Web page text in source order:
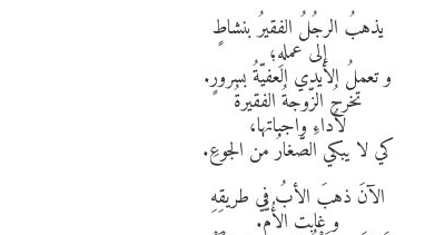
يذهبُ الرجُلُ الفقيرُ بنشاطٍ
إلى عملهِ؛
و تعملُ الأيدي العفيّةُ بسرورٍ.
تخرجُ الزّوجةُ الفقيرةُ
لأداءِ واجباتها،
كي لا يبكي الصّغارُ من الجوعِ.
الآنَ ذهبَ الأبُ في طريقِهِ
و غابت الأُمُّ.